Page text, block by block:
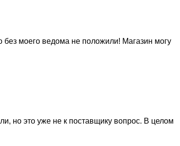
моего ведома не положили! Магазин могу
но это уже не к поставщику вопрос. В целом